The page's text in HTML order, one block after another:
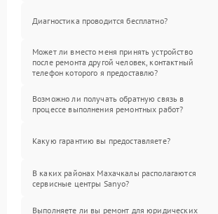
Диагностика проводится бесплатно?
Может ли вместо меня принять устройство
после ремонта другой человек, контактный
телефон которого я предоставлю?
Возможно ли получать обратную связь в
процессе выполнения ремонтных работ?
Какую гарантию вы предоставляете?
В каких районах Махачкалы располагаются
сервисные центры Sanyo?
Выполняете ли вы ремонт для юридических